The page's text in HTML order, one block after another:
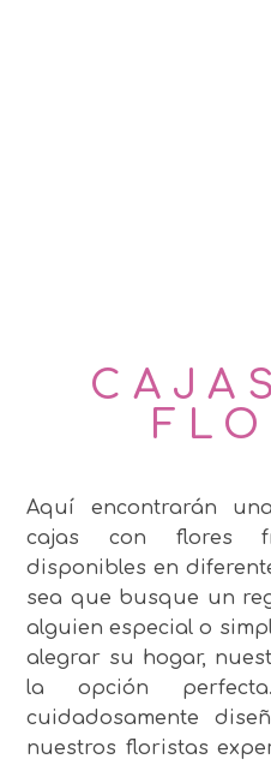
Aquí encontrarán
cajas con flores
disponibles en
sea que busque un
alguien especial o
alegrar su hogar,
la opción
cuidadosamente
nuestros floristas